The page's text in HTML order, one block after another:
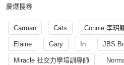
慶爆搜尋
Carman Cats Connie 李玥
Elaine Gary In JBS
Miracle 社交力學培訓導師